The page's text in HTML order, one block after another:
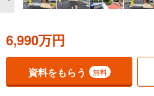
6,990万円
資料をもらう 無料